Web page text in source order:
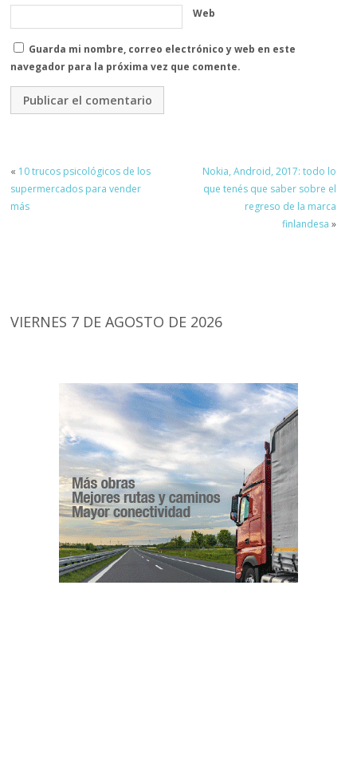
Web
Guarda mi nombre, correo electrónico y web en este
navegador para la próxima vez que comente.
« 10 trucos psicológicos de los
supermercados para vender
más
Nokia, Android, 2017: todo lo
que tenés que saber sobre el
regreso de la marca
finlandesa »
VIERNES 7 DE AGOSTO DE 2026